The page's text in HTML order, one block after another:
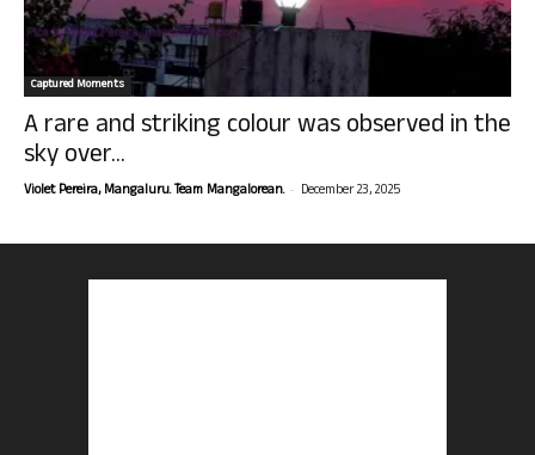
Captured Moments
A rare and striking colour was observed in the
sky over...
Violet Pereira, Mangaluru. Team Mangalorean. - December 23, 2025